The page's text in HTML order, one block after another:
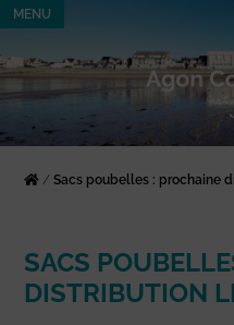
MENU
/Sacs poubelles : prochaine
SACS
DISTRIBUTION